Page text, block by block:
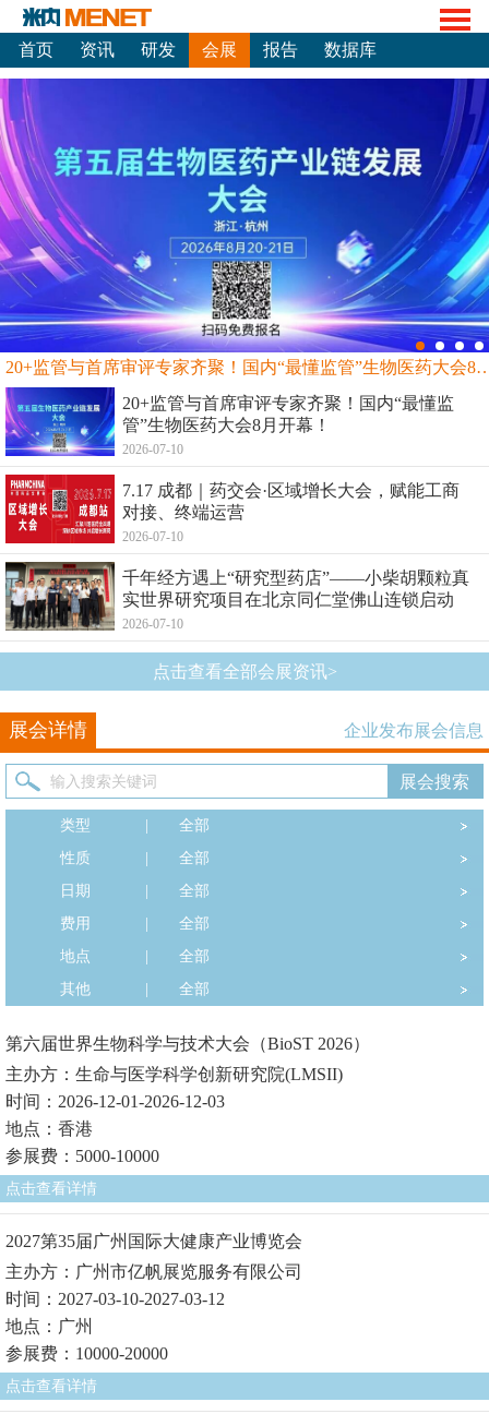
首页 资讯 研发 会展 报告 数据库
20+监管与首席审评专家齐聚！国内“最
20+监管与首席审评专家齐聚！国内“最懂监
管”生物医药大会8月开幕！
2026-07-10
7.17 成都｜药交会·区域增长大会，赋能工商
对接、终端运营
2026-07-10
千年经方遇上“研究型药店”——小柴胡颗粒真
实世界研究项目在北京同仁堂佛山连锁启动
2026-07-10
点击查看全部会展资讯>
展会详情 企业发布展会信息
类型
全部
性质
全部
日期
全部
费用
全部
地点
全部
其他
全部
第六届世界生物科学与技术大会（BioST 2026）
主办方：生命与医学科学创新研究院(LMSII)
时间：2026-12-01-2026-12-03
地点：香港
参展费：5000-10000
点击查看详情
2027第35届广州国际大健康产业博览会
主办方：广州市亿帆展览服务有限公司
时间：2027-03-10-2027-03-12
地点：广州
参展费：10000-20000
点击查看详情